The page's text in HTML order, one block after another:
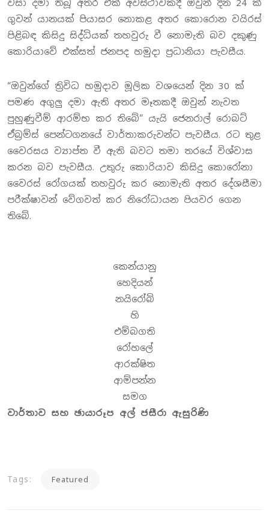
වසා දමා තිබූ අතර එක් අවස්ථාවකදී ඔවුන් දින 24 ක්
ගුවන් යානයක් පියාසර නොකළ අතර කොරොන වයිරස්
පිළිබඳ කිසිදු සිද්ධියක් තහවුරු වී නොමැති බව දකුණු
කොරියාවේ එක්සත් ජනපද හමුදා ප්‍රධානියා පැවසීය.
“ඔවුන්ගේ ත්‍රිවිධ හමුදාව මූලික වශයෙන් දින 30 ක්
පමණ අගුලු දමා ඇති අතර මෑතකදී ඔවුන් නැවත
පුහුණුවීම් ආරම්භ කර තිබේ” යැයි ජෙනරාල් රොබට්
ඒබ්‍රම්ස් පෙන්ටගනයේ වාර්තාකරුවන්ට පැවසීය. රට තුළ
වෛරසය ව්‍යාප්ත වී ඇති බවට තමා තරයේ විශ්වාස
කරන බව පැවසීය. උතුරු කොරියාව කිසිදු කොරෝනා
වෛරස් රෝගයක් තහවුරු කර නොමැති අතර දේශසීමා
පරීක්ෂාවන් වේගවත් කර නිරෝධායන පියවර ගෙන
තිබේ.
කෙන්යානු
හෙදියන්
නයිරෝබි
හි
එම්බගති
රෝහලේ
ආරක්ෂිත
ආම්පන්න
සමග
වාර්තාව සහ ඡායාරූප අල් ජසීරා ඇසුරිණි
Tags: ‍Featured